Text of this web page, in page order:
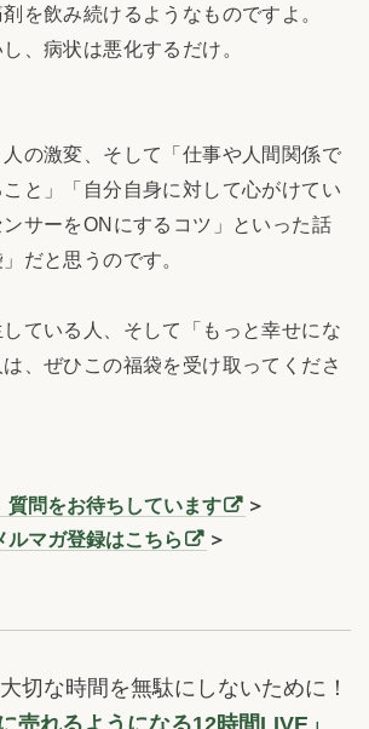
を飲み続けるようなものですよ。
、病状は悪化するだけ。
の激変、そして「仕事や人間関係で
と」「自分自身に対して心がけてい
サーをONにするコツ」といった話
だと思うのです。
ている人、そして「もっと幸せにな
、ぜひこの福袋を受け取ってくださ
質問をお待ちしています
＞
ルマガ登録はこちら ＞
切な時間を無駄にしないために！